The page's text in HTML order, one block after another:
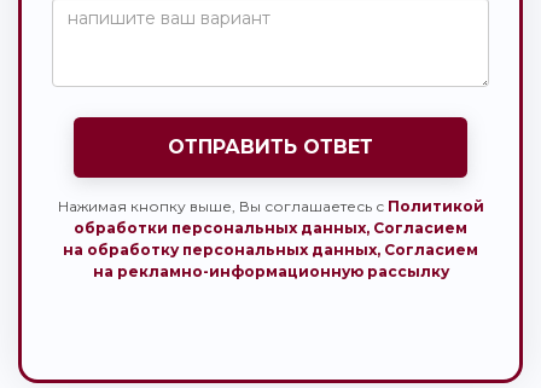
ОТПРАВИТЬ ОТВЕТ
Нажимая кнопку выше, Вы соглашаетесь с Политикой
обработки персональных данных, Согласием
на обработку персональных данных, Согласием
на рекламно-информационную рассылку